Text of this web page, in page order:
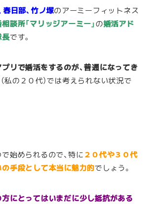
春日部、竹ノ塚のアーミーフィットネス
談所「マリッジアーミー」の婚活アド
長です。
リで婚活をするのが、普通になってき
私の２０代）では考えられない状況で
始められるので、特に２０代や３０代
手段として本当に魅力的でしょう。
方にとってはいまだに少し抵抗がある